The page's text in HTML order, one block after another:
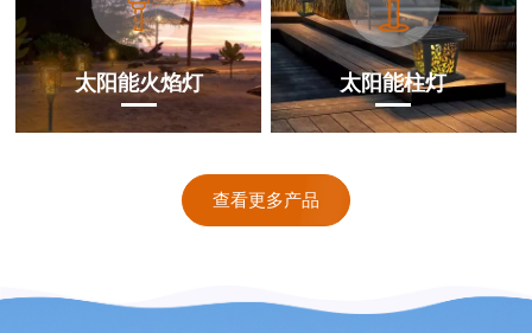
太阳能火焰灯 太阳能柱灯
查看更多产品